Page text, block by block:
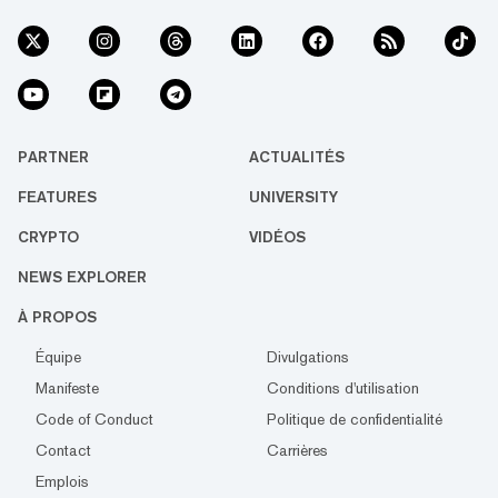
PARTNER ACTUALITÉS
FEATURES UNIVERSITY
CRYPTO VIDÉOS
NEWS EXPLORER
À PROPOS
Équipe
Divulgations
Manifeste
Conditions d'utilisation
Code of Conduct
Politique de confidentialité
Contact
Carrières
Emplois